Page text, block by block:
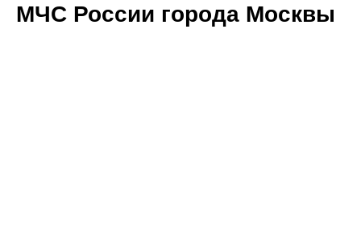
МЧС России города Москвы